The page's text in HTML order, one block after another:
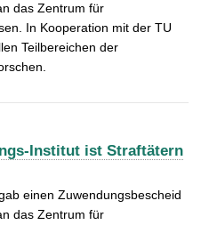
das Zentrum für
In Kooperation mit der TU
Teilbereichen der
Institut ist Straftätern
einen Zuwendungsbescheid
das Zentrum für